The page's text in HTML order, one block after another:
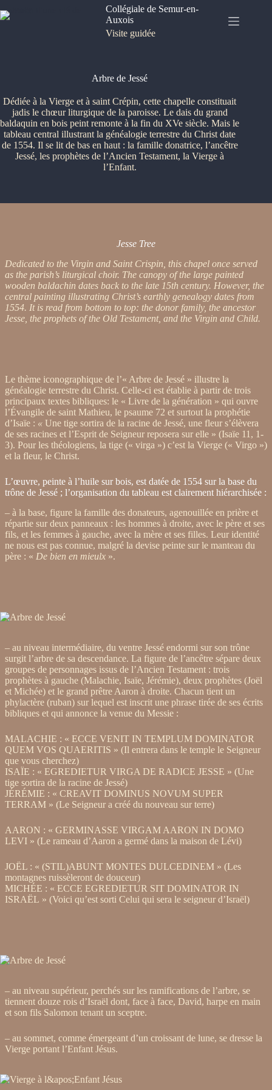
au
Collégiale de Semur-en-
Auxois
Visite guidée
Arbre de Jessé
Dédiée à la Vierge et à saint Crépin, cette chapelle constituait
jadis le chœur liturgique de la paroisse. Le dais du grand
baldaquin en bois peint remonte à la fin du XVe siècle. Mais le
tableau central illustrant la généalogie terrestre du Christ date
de 1554. Il se lit de bas en haut : la famille donatrice, l’ancêtre
Jessé, les prophètes de l’Ancien Testament, la Vierge à
l’Enfant.
Jesse Tree
Dedicated to the Virgin and Saint Crispin, this chapel once served
as the parish’s liturgical choir. The canopy of the large painted
wooden baldachin dates back to the late 15th century. However, the
central painting illustrating Christ’s earthly genealogy dates from
1554. It is read from bottom to top: the donor family, the ancestor
Jesse, the prophets of the Old Testament, and the Virgin and Child.
Le thème iconographique de l’« Arbre de Jessé » illustre la
généalogie terrestre du Christ. Celle-ci est établie à partir de trois
principaux textes bibliques: le « Livre de la génération » qui ouvre
l’Évangile de saint Mathieu, le psaume 72 et surtout la prophétie
d’Isaïe : « Une tige sortira de la racine de Jessé, une fleur s’élèvera
de ses racines et l’Esprit de Seigneur reposera sur elle » (Isaïe 11, 1-
3). Pour les théologiens, la tige (« virga ») c’est la Vierge (« Virgo »)
et la fleur, le Christ.
L’œuvre, peinte à l’huile sur bois, est datée de 1554 sur la base du
trône de Jessé ; l’organisation du tableau est clairement hiérarchisée :
– à la base, figure la famille des donateurs, agenouillée en prière et
répartie sur deux panneaux : les hommes à droite, avec le père et ses
fils, et les femmes à gauche, avec la mère et ses filles. Leur identité
ne nous est pas connue, malgré la devise peinte sur le manteau du
père : « De bien en mieulx ».
– au niveau intermédiaire, du ventre Jessé endormi sur son trône
surgit l’arbre de sa descendance. La figure de l’ancêtre sépare deux
groupes de personnages issus de l’Ancien Testament : trois
prophètes à gauche (Malachie, Isaïe, Jérémie), deux prophètes (Joël
et Michée) et le grand prêtre Aaron à droite. Chacun tient un
phylactère (ruban) sur lequel est inscrit une phrase tirée de ses écrits
bibliques et qui annonce la venue du Messie :
MALACHIE : « ECCE VENIT IN TEMPLUM DOMINATOR
QUEM VOS QUAERITIS » (Il entrera dans le temple le Seigneur
que vous cherchez)
ISAÏE : « EGREDIETUR VIRGA DE RADICE JESSE » (Une
tige sortira de la racine de Jessé)
JÉRÉMIE : « CREAVIT DOMINUS NOVUM SUPER
TERRAM » (Le Seigneur a créé du nouveau sur terre)
AARON : « GERMINASSE VIRGAM AARON IN DOMO
LEVI » (Le rameau d’Aaron a germé dans la maison de Lévi)
JOËL : « (STIL)ABUNT MONTES DULCEDINEM » (Les
montagnes ruissèleront de douceur)
MICHÉE : « ECCE EGREDIETUR SIT DOMINATOR IN
ISRAËL » (Voici qu’est sorti Celui qui sera le seigneur d’Israël)
– au niveau supérieur, perchés sur les ramifications de l’arbre, se
tiennent douze rois d’Israël dont, face à face, David, harpe en main
et son fils Salomon tenant un sceptre.
– au sommet, comme émergeant d’un croissant de lune, se dresse la
Vierge portant l’Enfant Jésus.